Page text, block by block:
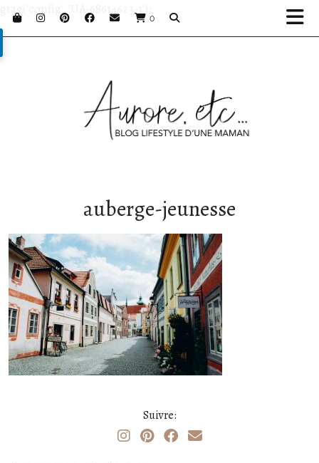
0
gtag('config', 'UA-68614623-1');
auberge-jeunesse
Suivre: